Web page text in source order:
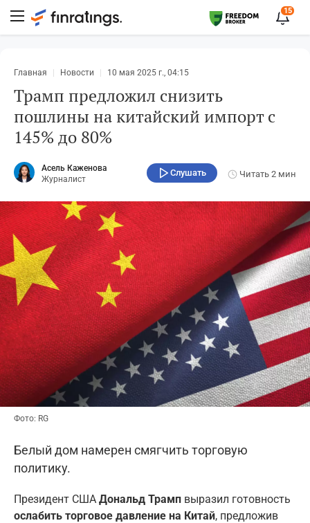
15
Главная Новости 10 мая 2025 г., 04:15
Трамп предложил снизить
пошлины на китайский импорт с
145% до 80%
Асель Каженова
Журналист
Слушать Читать 2 мин
Фото: RG
Белый дом намерен смягчить торговую
политику.
Президент США Дональд Трамп выразил готовность
ослабить торговое давление на Китай, предложив